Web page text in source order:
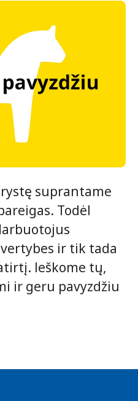
suprantame
Todėl
ir tik tada
Ieškome tų,
ir geru pavyzdžiu